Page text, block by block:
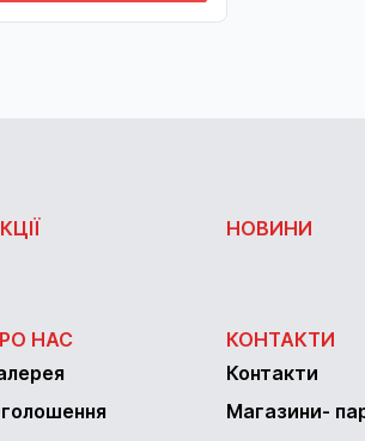
НОВИНИ
НАС
КОНТАКТИ
Контакти
Магазини-